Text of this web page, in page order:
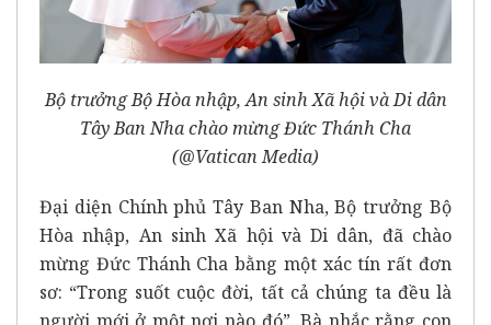
Bộ trưởng Bộ Hòa nhập, An sinh Xã hội và Di dân
Tây Ban Nha chào mừng Đức Thánh Cha
(@Vatican Media)
Đại diện Chính phủ Tây Ban Nha, Bộ trưởng Bộ
Hòa nhập, An sinh Xã hội và Di dân, đã chào
mừng Đức Thánh Cha bằng một xác tín rất đơn
sơ: “Trong suốt cuộc đời, tất cả chúng ta đều là